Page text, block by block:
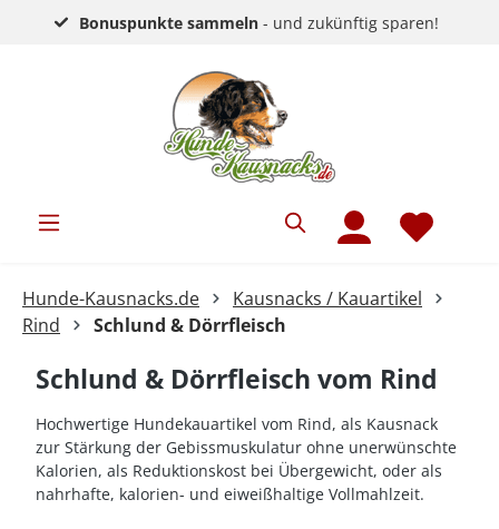
Bonuspunkte sammeln - und zukünftig sparen!
Hunde-Kausnacks.de
Kausnacks / Kauartikel
Rind
Schlund & Dörrfleisch
Schlund & Dörrfleisch vom Rind
Hochwertige Hundekauartikel vom Rind, als Kausnack
zur Stärkung der Gebissmuskulatur ohne unerwünschte
Kalorien, als Reduktionskost bei Übergewicht, oder als
nahrhafte, kalorien- und eiweißhaltige Vollmahlzeit.